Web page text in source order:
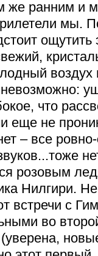
же ранним и
мы.
ощутить
воздух
что
еще не
– все
розовым
Нилгири.
встречи с
во